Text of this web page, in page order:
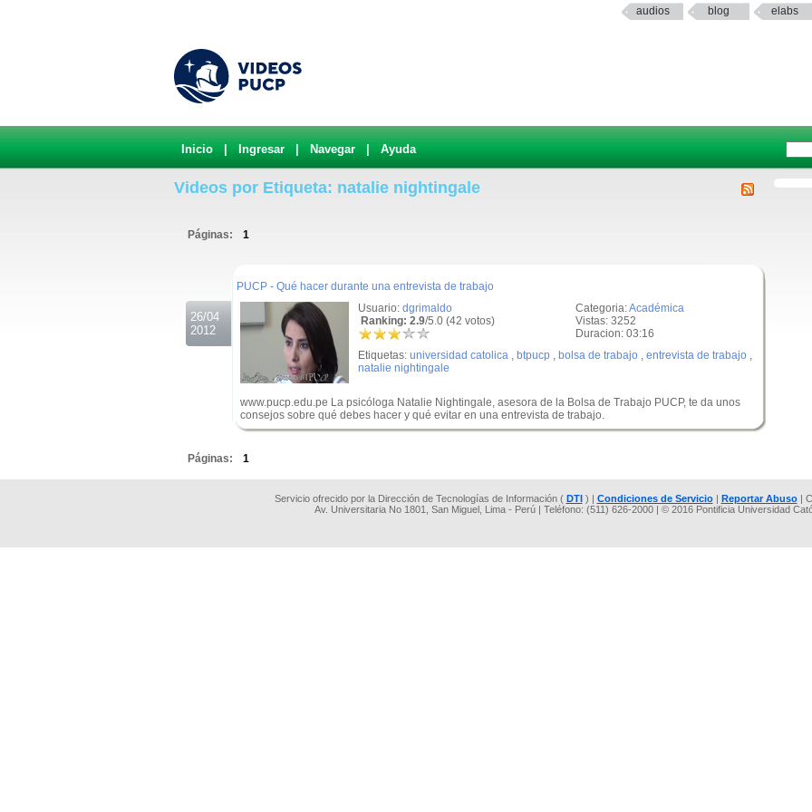
audios blog elabs
Inicio Ingresar Navegar Ayuda
Videos por Etiqueta: natalie nightingale
Páginas: 1
26/04
2012
PUCP - Qué hacer durante una entrevista de trabajo
Categoria:Académica
Vistas: 3252
Duracion: 03:16
Usuario: dgrimaldo
Ranking: 2.9/5.0 (42 votos)
Etiquetas: universidad catolica , btpucp , bolsa de trabajo , entrevista de trabajo ,
natalie nightingale
www.pucp.edu.pe La psicóloga Natalie Nightingale, asesora de la Bolsa de Trabajo PUCP, te da unos
consejos sobre qué debes hacer y qué evitar en una entrevista de trabajo.
Páginas: 1
Servicio ofrecido por la Dirección de Tecnologías de Información ( DTI) | Condiciones de Servicio| Reportar Abuso|
Av. Universitaria No 1801, San Miguel, Lima - Perú | Teléfono: (511) 626-2000 | © 2016 Pontificia Universidad